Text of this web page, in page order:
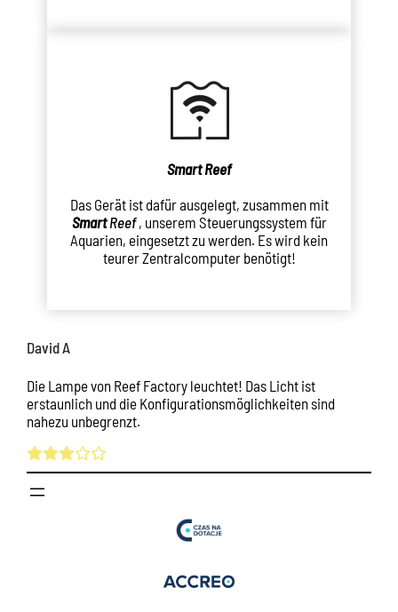
SmartReef
Das Gerät ist dafür ausgelegt, zusammen mit
Smart Reef, unserem Steuerungssystem für
Aquarien, eingesetzt zu werden. Es wird kein
teurer Zentralcomputer benötigt!
David A
Die Lampe von Reef Factory leuchtet! Das Licht ist
erstaunlich und die Konfigurationsmöglichkeiten sind
nahezu unbegrenzt.